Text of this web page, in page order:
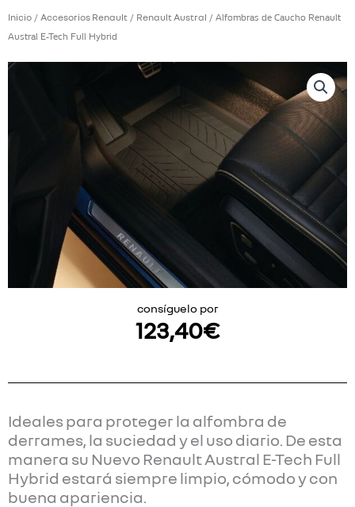
Inicio / Accesorios Renault / Renault Austral / Alfombras de Caucho Renault
Austral E-Tech Full Hybrid
consíguelo por
123,40€
Ideales para proteger la alfombra de
derrames, la suciedad y el uso diario. De esta
manera su Nuevo Renault Austral E-Tech Full
Hybrid estará siempre limpio, cómodo y con
buena apariencia.